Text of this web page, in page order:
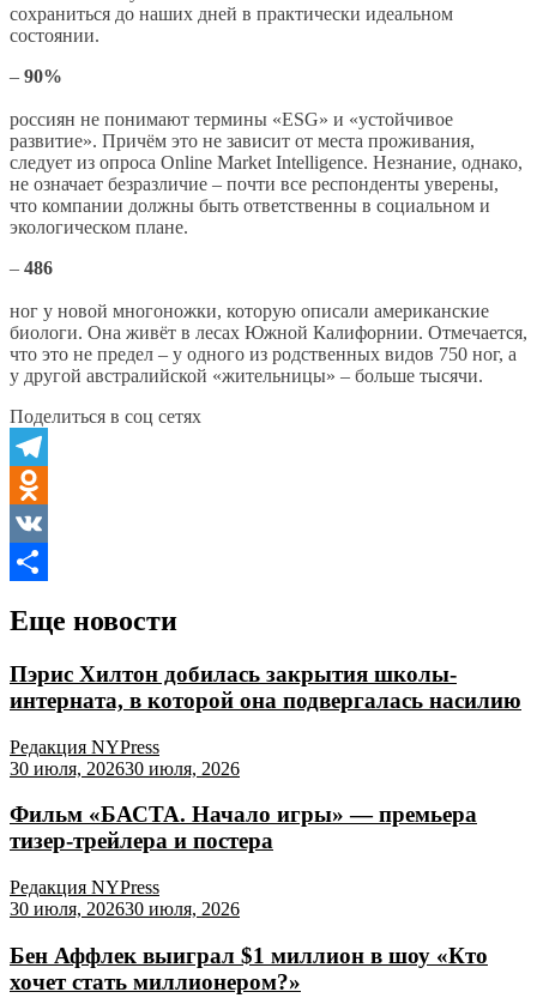
сохраниться до наших дней в практически идеальном
состоянии.
– 90%
россиян не понимают термины «ESG» и «устойчивое
развитие». Причём это не зависит от места проживания,
следует из опроса Online Market Intelligence. Незнание, однако,
не означает безразличие – почти все респонденты уверены,
что компании должны быть ответственны в социальном и
экологическом плане.
– 486
ног у новой многоножки, которую описали американские
биологи. Она живёт в лесах Южной Калифорнии. Отмечается,
что это не предел – у одного из родственных видов 750 ног, а
у другой австралийской «жительницы» – больше тысячи.
Поделиться в соц сетях
Telegram
Odnoklassniki
VK
Еще новости
Пэрис Хилтон добилась закрытия школы-
интерната, в которой она подвергалась насилию
Редакция NYPress
30 июля, 202630 июля, 2026
Фильм «БАСТА. Начало игры» — премьера
тизер-трейлера и постера
Редакция NYPress
30 июля, 202630 июля, 2026
Бен Аффлек выиграл $1 миллион в шоу «Кто
хочет стать миллионером?»